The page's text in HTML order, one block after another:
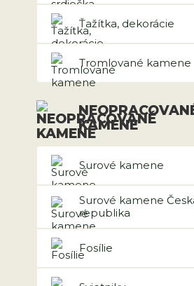
Ťažítka, dekorácie
Tromlované kamene
KAMENE
Surové kamene
Surové kamene
republika
Fosílie